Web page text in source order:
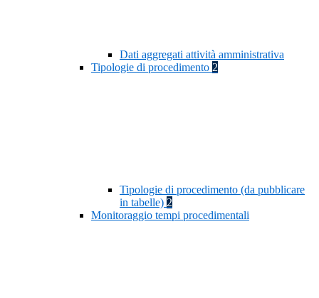
Dati aggregati attività amministrativa
Tipologie di procedimento 2
Tipologie di procedimento (da pubblicare
in tabelle) 2
Monitoraggio tempi procedimentali